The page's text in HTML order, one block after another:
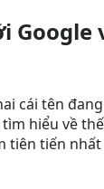
Google
cái tên
hiểu về
tiên tiến